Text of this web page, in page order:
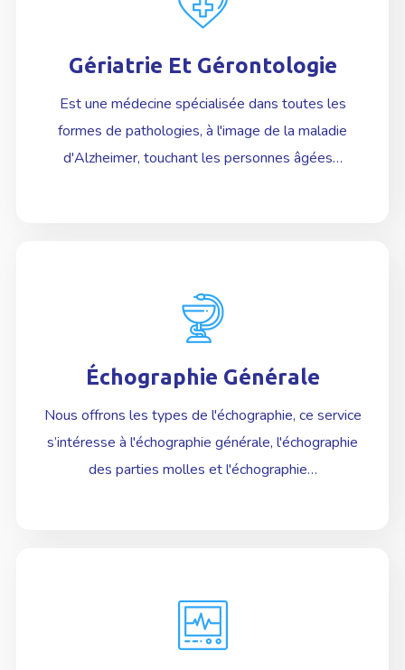
Gériatrie Et Gérontologie
Est une médecine spécialisée dans toutes les
formes de pathologies, à l'image de la maladie
d'Alzheimer, touchant les personnes âgées…
En Savoir plus
Échographie Générale
Nous offrons les types de l'échographie, ce service
s’intéresse à l'échographie générale, l'échographie
des parties molles et l'échographie…
En Savoir plus